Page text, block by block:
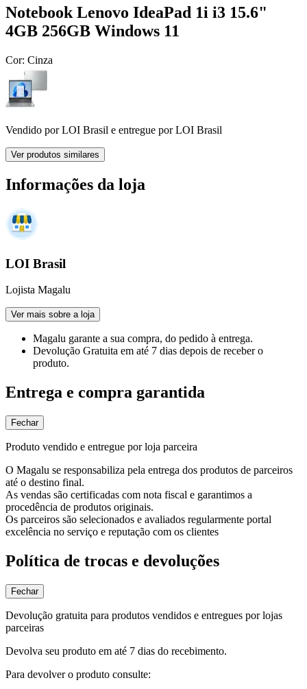
Notebook Lenovo IdeaPad 1i i3 15.6"
4GB 256GB Windows 11
Cor: Cinza
Vendido porLOI Brasil e entregue por LOI Brasil
Ver produtos similares
Informações da loja
LOI Brasil
Lojista Magalu
Ver mais sobre a loja
Magalu garante a sua compra, do pedido à entrega.
Devolução Gratuita em até 7 dias depois de receber o
produto.
Entrega e compra garantida
Fechar
Produto vendido e entregue por loja parceira
O Magalu se responsabiliza pela entrega dos produtos de parceiros
até o destino final.
As vendas são certificadas com nota fiscal e garantimos a
procedência de produtos originais.
Os parceiros são selecionados e avaliados regularmente portal
excelência no serviço e reputação com os clientes
Política de trocas e devoluções
Fechar
Devolução gratuita para produtos vendidos e entregues por lojas
parceiras
Devolva seu produto em até 7 dias do recebimento.
Para devolver o produto consulte: